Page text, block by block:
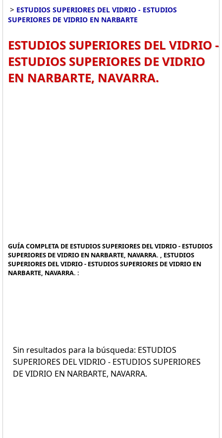
> ESTUDIOS SUPERIORES DEL VIDRIO - ESTUDIOS
SUPERIORES DE VIDRIO EN NARBARTE
ESTUDIOS SUPERIORES DEL VIDRIO -
ESTUDIOS SUPERIORES DE VIDRIO
EN NARBARTE, NAVARRA.
GUÍA COMPLETA DE ESTUDIOS SUPERIORES DEL VIDRIO - ESTUDIOS
SUPERIORES DE VIDRIO EN NARBARTE, NAVARRA. , ESTUDIOS
SUPERIORES DEL VIDRIO - ESTUDIOS SUPERIORES DE VIDRIO EN
NARBARTE, NAVARRA. :
Sin resultados para la búsqueda: ESTUDIOS
SUPERIORES DEL VIDRIO - ESTUDIOS SUPERIORES
DE VIDRIO EN NARBARTE, NAVARRA.